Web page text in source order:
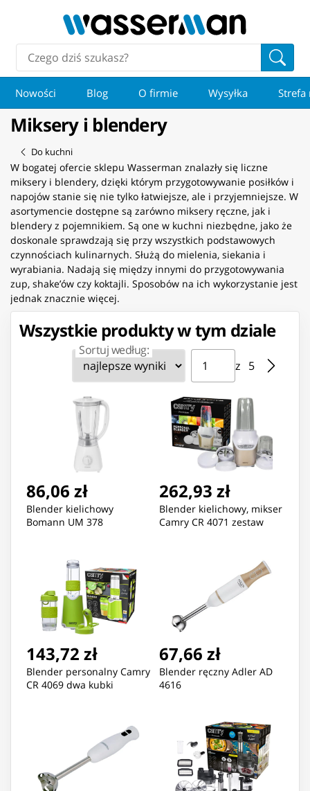
Nowości Blog O firmie Wysyłka Strefa
Miksery i blendery
Do kuchni
W bogatej ofercie sklepu Wasserman znalazły się liczne
miksery i blendery, dzięki którym przygotowywanie posiłków i
napojów stanie się nie tylko łatwiejsze, ale i przyjemniejsze. W
asortymencie dostępne są zarówno miksery ręczne, jak i
blendery z pojemnikiem. Są one w kuchni niezbędne, jako że
doskonale sprawdzają się przy wszystkich podstawowych
czynnościach kulinarnych. Służą do mielenia, siekania i
wyrabiania. Nadają się między innymi do przygotowywania
zup, shake’ów czy koktajli. Sposobów na ich wykorzystanie jest
jednak znacznie więcej.
Wszystkie produkty w tym dziale
Sortuj według: Strona ⁨1⁩ z ⁨5⁩
z ⁨5⁩
Przejdź do strony
86,06 zł
Blender kielichowy
Bomann UM 378
262,93 zł
Blender kielichowy, mikser
Camry CR 4071 zestaw
143,72 zł
Blender personalny Camry
CR 4069 dwa kubki
67,66 zł
Blender ręczny Adler AD
4616